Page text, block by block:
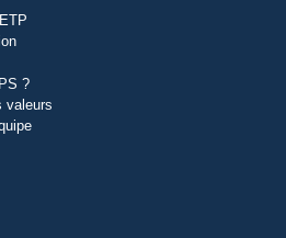
?
valeurs